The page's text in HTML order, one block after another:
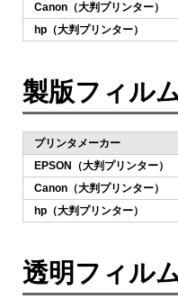
Canon（大判プリンター）
hp（大判プリンター）
製版フィル
プリンタメーカー
EPSON（大判プリンター）
Canon（大判プリンター）
hp（大判プリンター）
透明フィル